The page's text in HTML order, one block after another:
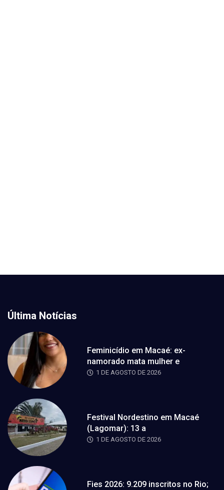
Última Notícias
Feminicídio em Macaé: ex-
namorado mata mulher e
1 DE AGOSTO DE 2026
Festival Nordestino em Macaé
(Lagomar): 13 a
1 DE AGOSTO DE 2026
Fies 2026: 9.209 inscritos no Rio;